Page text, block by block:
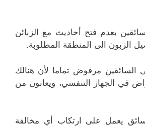
بعدم فتح أحاديث مع الزبائن
الزبون الى المنطقة المطلوبة.
السائقين مرفوض تماما لأن هنالك
في الجهاز التنفسي، ويعانون من
سائق يعمل على ارتكاب أي مخالفة